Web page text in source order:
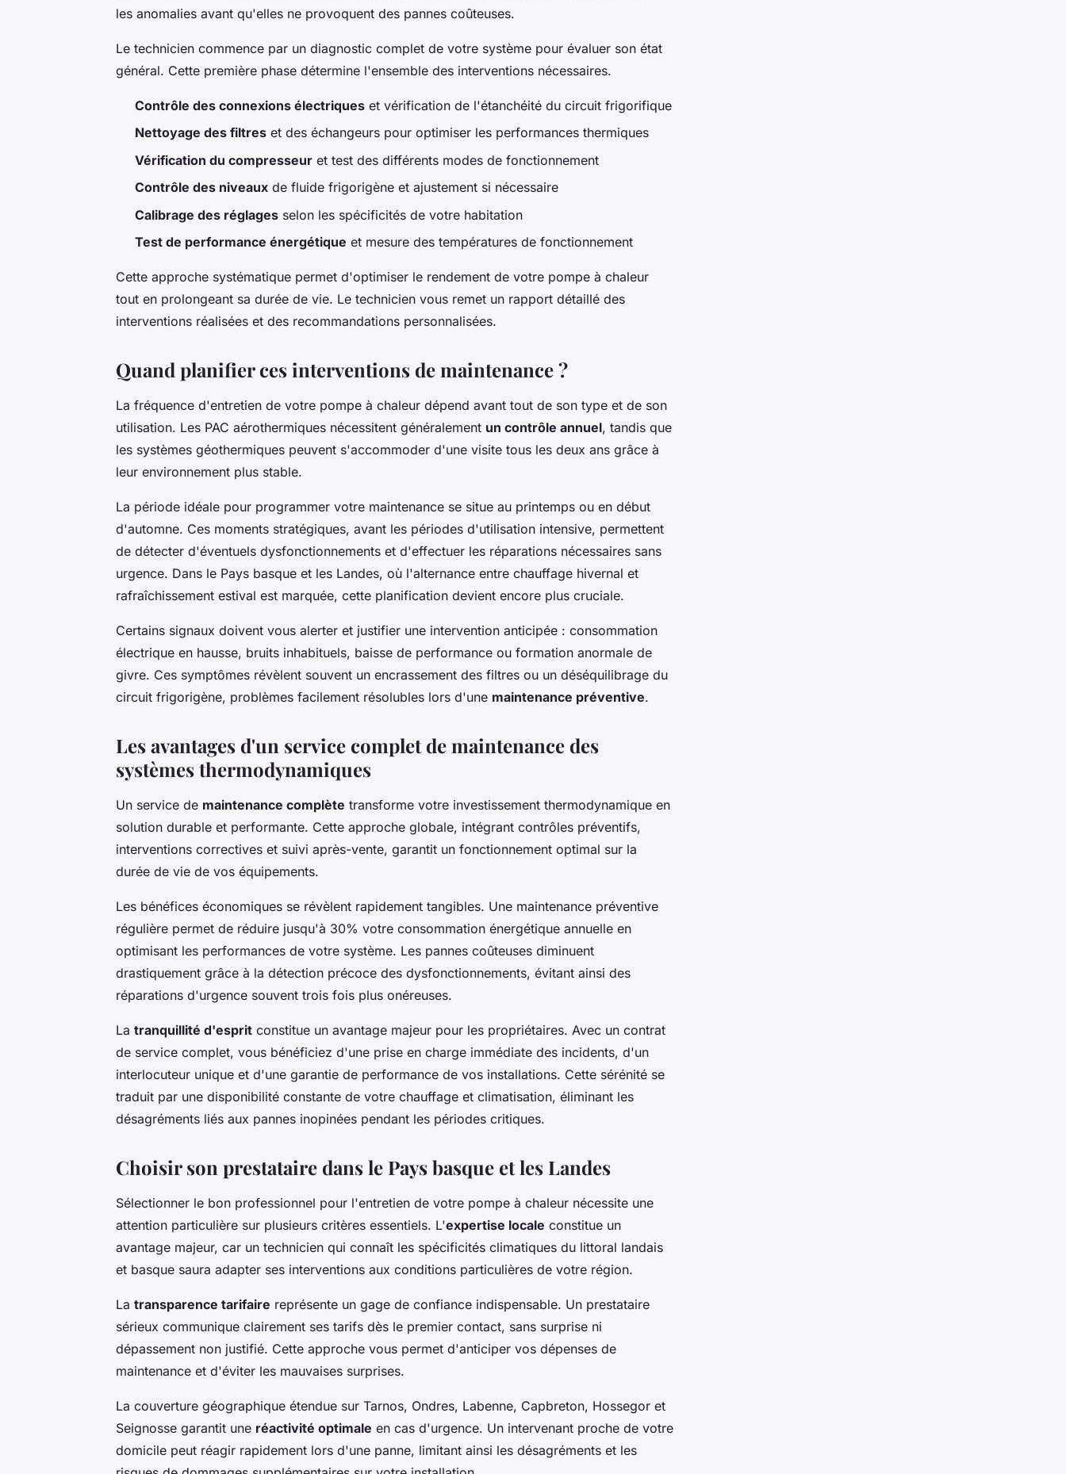
les anomalies avant qu'elles ne provoquent des pannes coûteuses.
Le technicien commence par un diagnostic complet de votre système pour évaluer son état
général. Cette première phase détermine l'ensemble des interventions nécessaires.
Contrôle des connexions électriques et vérification de l'étanchéité du circuit frigorifique
Nettoyage des filtres et des échangeurs pour optimiser les performances thermiques
Vérification du compresseur et test des différents modes de fonctionnement
Contrôle des niveaux de fluide frigorigène et ajustement si nécessaire
Calibrage des réglages selon les spécificités de votre habitation
Test de performance énergétique et mesure des températures de fonctionnement
Cette approche systématique permet d'optimiser le rendement de votre pompe à chaleur
tout en prolongeant sa durée de vie. Le technicien vous remet un rapport détaillé des
interventions réalisées et des recommandations personnalisées.
Quand planifier ces interventions de maintenance ?
La fréquence d'entretien de votre pompe à chaleur dépend avant tout de son type et de son
utilisation. Les PAC aérothermiques nécessitent généralement un contrôle annuel, tandis que
les systèmes géothermiques peuvent s'accommoder d'une visite tous les deux ans grâce à
leur environnement plus stable.
La période idéale pour programmer votre maintenance se situe au printemps ou en début
d'automne. Ces moments stratégiques, avant les périodes d'utilisation intensive, permettent
de détecter d'éventuels dysfonctionnements et d'effectuer les réparations nécessaires sans
urgence. Dans le Pays basque et les Landes, où l'alternance entre chauffage hivernal et
rafraîchissement estival est marquée, cette planification devient encore plus cruciale.
Certains signaux doivent vous alerter et justifier une intervention anticipée : consommation
électrique en hausse, bruits inhabituels, baisse de performance ou formation anormale de
givre. Ces symptômes révèlent souvent un encrassement des filtres ou un déséquilibrage du
circuit frigorigène, problèmes facilement résolubles lors d'une maintenance préventive.
Les avantages d'un service complet de maintenance des
systèmes thermodynamiques
Un service de maintenance complète transforme votre investissement thermodynamique en
solution durable et performante. Cette approche globale, intégrant contrôles préventifs,
interventions correctives et suivi après-vente, garantit un fonctionnement optimal sur la
durée de vie de vos équipements.
Les bénéfices économiques se révèlent rapidement tangibles. Une maintenance préventive
régulière permet de réduire jusqu'à 30% votre consommation énergétique annuelle en
optimisant les performances de votre système. Les pannes coûteuses diminuent
drastiquement grâce à la détection précoce des dysfonctionnements, évitant ainsi des
réparations d'urgence souvent trois fois plus onéreuses.
La tranquillité d'esprit constitue un avantage majeur pour les propriétaires. Avec un contrat
de service complet, vous bénéficiez d'une prise en charge immédiate des incidents, d'un
interlocuteur unique et d'une garantie de performance de vos installations. Cette sérénité se
traduit par une disponibilité constante de votre chauffage et climatisation, éliminant les
désagréments liés aux pannes inopinées pendant les périodes critiques.
Choisir son prestataire dans le Pays basque et les Landes
Sélectionner le bon professionnel pour l'entretien de votre pompe à chaleur nécessite une
attention particulière sur plusieurs critères essentiels. L'expertise locale constitue un
avantage majeur, car un technicien qui connaît les spécificités climatiques du littoral landais
et basque saura adapter ses interventions aux conditions particulières de votre région.
La transparence tarifaire représente un gage de confiance indispensable. Un prestataire
sérieux communique clairement ses tarifs dès le premier contact, sans surprise ni
dépassement non justifié. Cette approche vous permet d'anticiper vos dépenses de
maintenance et d'éviter les mauvaises surprises.
La couverture géographique étendue sur Tarnos, Ondres, Labenne, Capbreton, Hossegor et
Seignosse garantit une réactivité optimale en cas d'urgence. Un intervenant proche de votre
domicile peut réagir rapidement lors d'une panne, limitant ainsi les désagréments et les